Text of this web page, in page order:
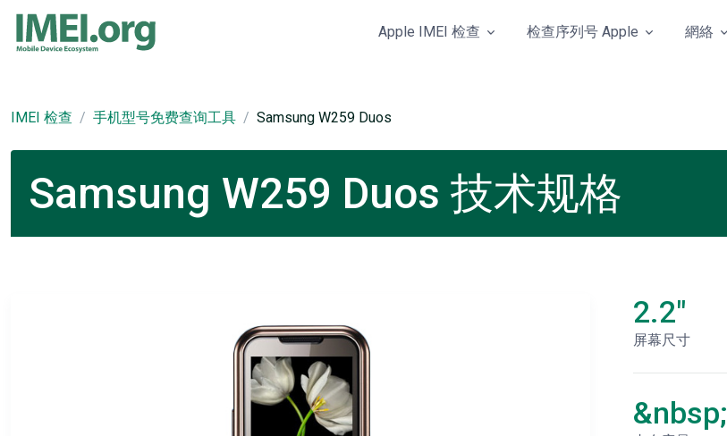
Apple IMEI 检查 检查序列号 Apple 網絡
IMEI 检查 手机型号免费查询工具 Samsung W259 Duos
Samsung W259 Duos 技术规格
2.2"
屏幕尺寸
&nbsp;